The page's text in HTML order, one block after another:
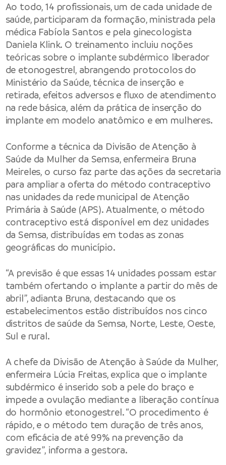
Ao todo, 14 profissionais, um de cada unidade de
saúde, participaram da formação, ministrada pela
médica Fabíola Santos e pela ginecologista
Daniela Klink. O treinamento incluiu noções
teóricas sobre o implante subdérmico liberador
de etonogestrel, abrangendo protocolos do
Ministério da Saúde, técnica de inserção e
retirada, efeitos adversos e fluxo de atendimento
na rede básica, além da prática de inserção do
implante em modelo anatômico e em mulheres.
Conforme a técnica da Divisão de Atenção à
Saúde da Mulher da Semsa, enfermeira Bruna
Meireles, o curso faz parte das ações da secretaria
para ampliar a oferta do método contraceptivo
nas unidades da rede municipal de Atenção
Primária à Saúde (APS). Atualmente, o método
contraceptivo está disponível em dez unidades
da Semsa, distribuídas em todas as zonas
geográficas do município.
“A previsão é que essas 14 unidades possam estar
também ofertando o implante a partir do mês de
abril”, adianta Bruna, destacando que os
estabelecimentos estão distribuídos nos cinco
distritos de saúde da Semsa, Norte, Leste, Oeste,
Sul e rural.
A chefe da Divisão de Atenção à Saúde da Mulher,
enfermeira Lúcia Freitas, explica que o implante
subdérmico é inserido sob a pele do braço e
impede a ovulação mediante a liberação contínua
do hormônio etonogestrel. “O procedimento é
rápido, e o método tem duração de três anos,
com eficácia de até 99% na prevenção da
gravidez”, informa a gestora.